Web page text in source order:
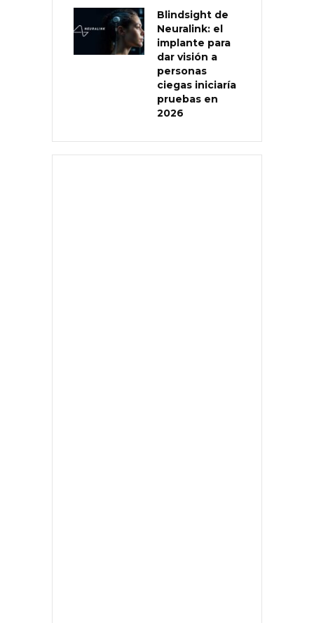
Blindsight de
Neuralink: el
implante para
dar visión a
personas
ciegas iniciaría
pruebas en
2026